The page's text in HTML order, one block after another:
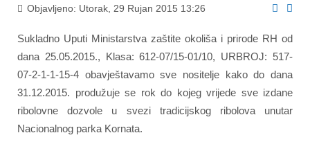
Objavljeno: Utorak, 29 Rujan 2015 13:26
Sukladno Uputi Ministarstva zaštite okoliša i prirode RH od
dana 25.05.2015., Klasa: 612-07/15-01/10, URBROJ: 517-
07-2-1-1-15-4 obavještavamo sve nositelje kako do dana
31.12.2015. produžuje se rok do kojeg vrijede sve izdane
ribolovne dozvole u svezi tradicijskog ribolova unutar
Nacionalnog parka Kornata.